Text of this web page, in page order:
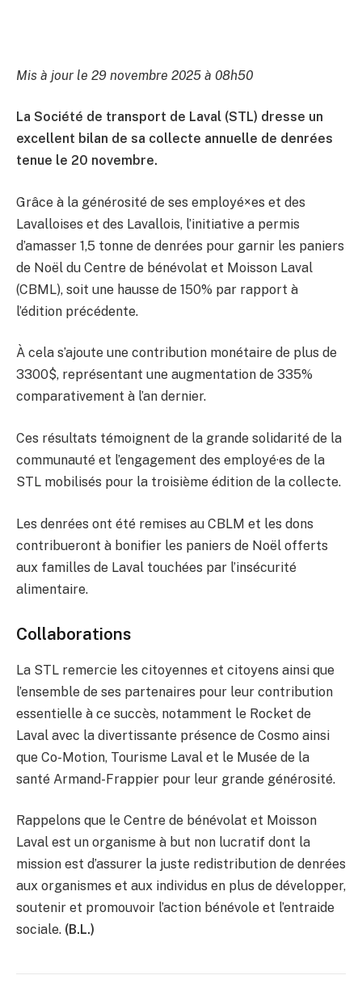
Mis à jour le 29 novembre 2025 à 08h50
La Société de transport de Laval (STL) dresse un
excellent bilan de sa collecte annuelle de denrées
tenue le 20 novembre.
Grâce à la générosité de ses employé×es et des
Lavalloises et des Lavallois, l’initiative a permis
d’amasser 1,5 tonne de denrées pour garnir les paniers
de Noël du Centre de bénévolat et Moisson Laval
(CBML), soit une hausse de 150% par rapport à
l’édition précédente.
À cela s’ajoute une contribution monétaire de plus de
3300$, représentant une augmentation de 335%
comparativement à l’an dernier.
Ces résultats témoignent de la grande solidarité de la
communauté et l’engagement des employé·es de la
STL mobilisés pour la troisième édition de la collecte.
Les denrées ont été remises au CBLM et les dons
contribueront à bonifier les paniers de Noël offerts
aux familles de Laval touchées par l’insécurité
alimentaire.
Collaborations
La STL remercie les citoyennes et citoyens ainsi que
l’ensemble de ses partenaires pour leur contribution
essentielle à ce succès, notamment le Rocket de
Laval avec la divertissante présence de Cosmo ainsi
que Co-Motion, Tourisme Laval et le Musée de la
santé Armand-Frappier pour leur grande générosité.
Rappelons que le Centre de bénévolat et Moisson
Laval est un organisme à but non lucratif dont la
mission est d’assurer la juste redistribution de denrées
aux organismes et aux individus en plus de développer,
soutenir et promouvoir l’action bénévole et l’entraide
sociale. (B.L.)